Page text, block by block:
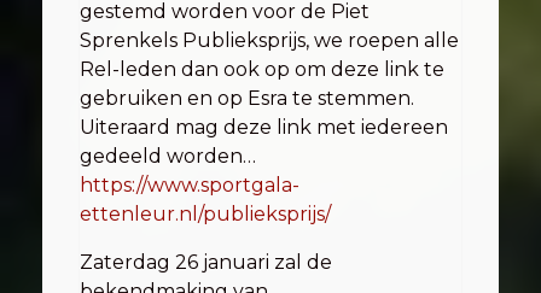
gestemd worden voor de Piet
Sprenkels Publieksprijs, we roepen alle
Rel-leden dan ook op om deze link te
gebruiken en op Esra te stemmen.
Uiteraard mag deze link met iedereen
gedeeld worden…
https://www.sportgala-
ettenleur.nl/publieksprijs/
Zaterdag 26 januari zal de